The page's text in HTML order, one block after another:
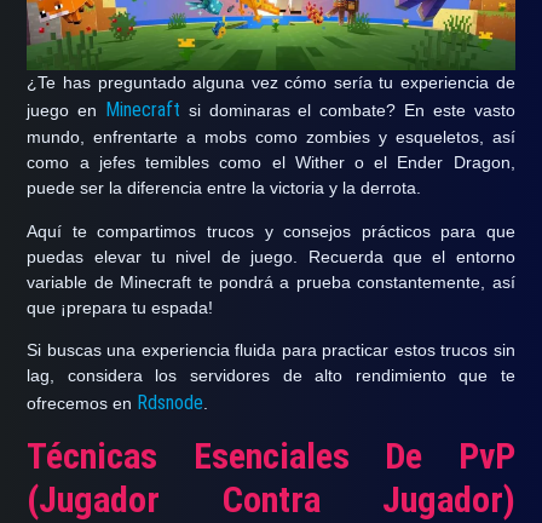
¿Te has preguntado alguna vezcómo sería tu experiencia de
juego en
Minecraft si dominaras el combate? En este vasto
mundo, enfrentarte a mobs como zombies y esqueletos, así
como a jefes temibles como el Wither o el Ender Dragon,
puede ser la diferencia entre la victoria y la derrota.
Aquí te compartimos trucos y consejos prácticos para que
puedas elevar tu nivel de juego . Recuerda que el entorno
variable de Minecraft te pondrá a prueba constantemente, así
que ¡prepara tu espada!
Si buscas una experiencia fluida para practicar estos trucos sin
lag, considera los servidores de alto rendimiento que te
ofrecemos en Rdsnode
Técnicas Esenciales De PvP
(Jugador Contra Jugador)